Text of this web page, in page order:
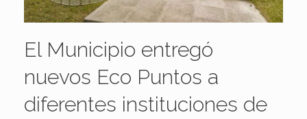
El Municipio entregó
nuevos Eco Puntos a
diferentes instituciones de